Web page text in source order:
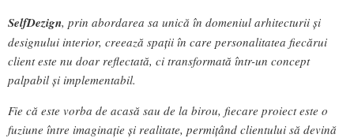
SelfDezign, prin abordarea sa unică în domeniul arhitecturii și
designului interior, creează spații în care personalitatea fiecărui
client este nu doar reflectată, ci transformată într-un concept
palpabil și implementabil.
Fie că este vorba de acasă sau de la birou, fiecare proiect este o
fuziune între imaginație și realitate, permițând clientului să devină